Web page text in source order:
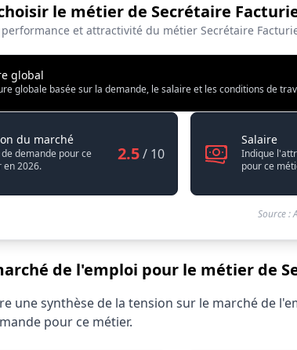
le métier de Secrétaire
et attractivité du métier Secrétaire
global
globale basée sur la demande, le salaire et les conditions de
du métier Secrétaire Facturier / Facturière
globale
de travail
7.1
du marchéSecrétaire Facturier / Facturière
demande pour ce
en 2026.
2.5/ 10
Salaire
Indique
pour ce
Source :
de l'emploi pour le métier de
Secrétaire Facturier / Facturière 2026
une synthèse de la tension sur le marché de
pour ce métier.